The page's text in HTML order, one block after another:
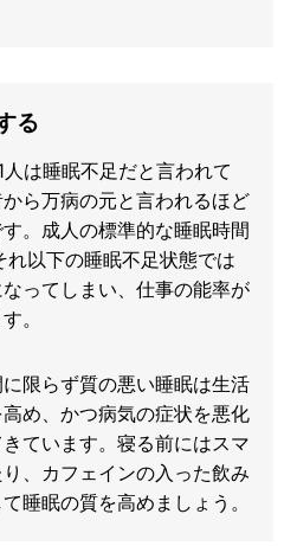
る
は睡眠不足だと言われて
ら万病の元と言われるほど
。成人の標準的な睡眠時間
以下の睡眠不足状態では
ってしまい、仕事の能率が
。
限らず質の悪い睡眠は生活
め、かつ病気の症状を悪化
ています。寝る前にはスマ
、カフェインの入った飲み
睡眠の質を高めましょう。